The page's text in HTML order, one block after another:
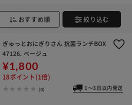
おすすめ順 絞り込む
ぎゅっとおにぎりさん 抗菌ランチBOX
47126. ベージュ
¥1,800
18ポイント(1倍)
(0) 1～3日以内発送